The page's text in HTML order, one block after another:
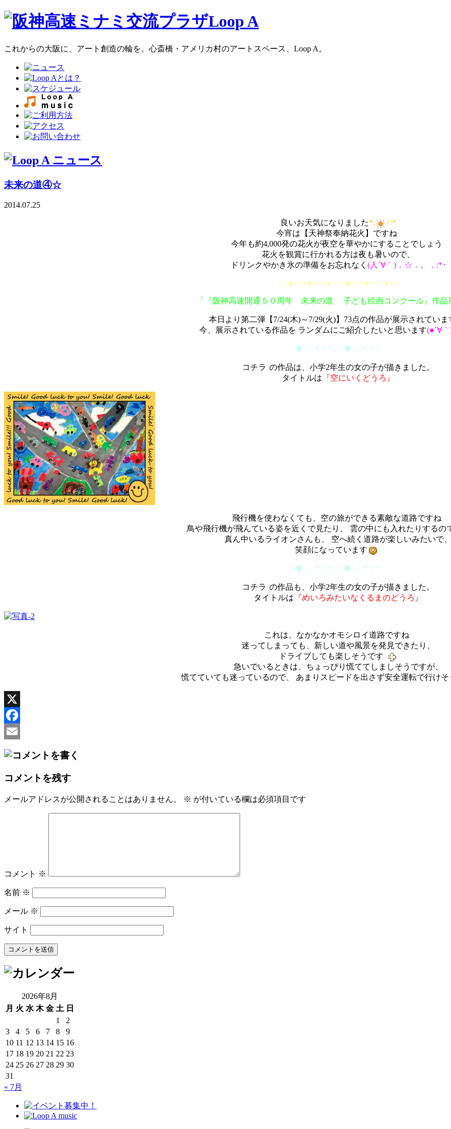
これからの大阪に、アート創造の輪を。心斎橋・アメリカ村のアートスペース、Loop A。
未来の道④☆
2014.07.25
良いお天気になりました*:
･:*
今宵は【天神祭奉納花火】ですね
今年も約4,000発の花火が夜空を華やかにすることでしょう
花火を観賞に行かれる方は夜も暑いので、
ドリンクやかき氷の準備をお忘れなく (人´∀｀)．☆．。．:*･
○+●+○+●+○+●+○+●+○+●+○+●+○
「『阪神高速開通５０周年 未来の道 子ども絵画コンクール』作品
本日より第二弾【7/24(木)～7/29(火)】73点の作品が展示されていま
今、展示されている作品を ランダムにご紹介したいと思います(●´∀
◆･.｡＊†＊｡.･◆･.｡＊†＊
コチラ の作品は、小学2年生の女の子が描きました。
タイトルは 『空にいくどうろ』
飛行機を使わなくても、空の旅ができる素敵な道路ですね
鳥や飛行機が飛んている姿を近くで見たり、 雲の中にも入れたりするの
真ん中いるライオンさんも、 空へ続く道路が楽しいみたいで、
笑顔になっています
◆･.｡＊†＊｡.･◆･.｡＊†＊
コチラ の作品も、小学2年生の女の子が描きました。
タイトルは 『めいろみたいなくるまのどうろ』
これは、なかなかオモシロイ道路ですね
迷ってしまっても、新しい道や風景を発見できたり、
ドライブしても楽しそうです
急いでいるときは、ちょっぴり慌ててしましそうですが、
慌てていても迷っているので、 あまりスピードを出さず安全運転で行け
X
Facebook
Email
コメントを残す
メールアドレスが公開されることはありません。 ※ が付いている欄は必須項目です
コメント ※
名前 ※
メール ※
サイト
2026年8月
月 火 水 木 金 土 日
1
2
3
4 5 6 7 8
9
10 11 12 13 14 15 16
17 18 19 20 21 22 23
24 25 26 27 28 29 30
31
« 7月